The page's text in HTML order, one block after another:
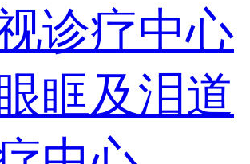
诊疗中心
眶及泪道